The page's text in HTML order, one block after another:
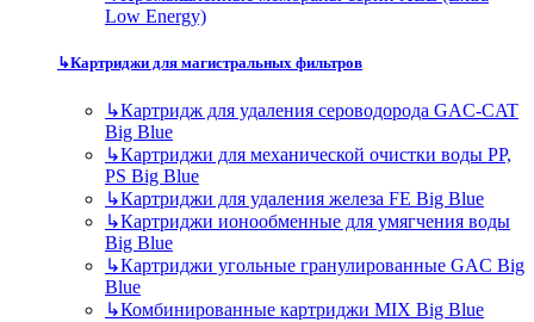
Low Energy)
↳Картриджи для магистральных фильтров
↳Картридж для удаления сероводорода GAC-CAT
Big Blue
↳Картриджи для механической очистки воды PP,
PS Big Blue
↳Картриджи для удаления железа FE Big Blue
↳Картриджи ионообменные для умягчения воды
Big Blue
↳Картриджи угольные гранулированные GAC Big
Blue
↳Комбинированные картриджи MIX Big Blue